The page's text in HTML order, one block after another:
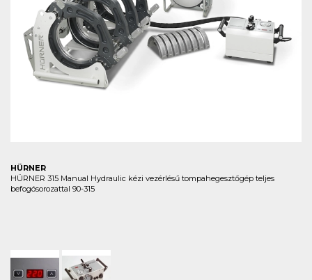
HÜRNER
HÜRNER 315 Manual Hydraulic kézi vezérlésű tompahegesztőgép teljes
befogósorozattal 90-315